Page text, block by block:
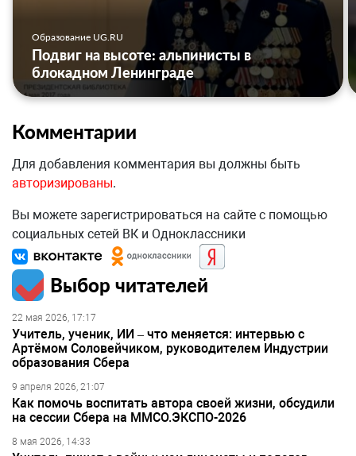
Образование UG.RU
Подвиг на высоте: альпинисты в
блокадном Ленинграде
Комментарии
Для добавления комментария вы должны быть
авторизированы.
Вы можете зарегистрироваться на сайте с помощью
социальных сетей ВК и Одноклассники
Выбор читателей
22 мая 2026, 17:17
Учитель, ученик, ИИ – что меняется: интервью с
Артёмом Соловейчиком, руководителем Индустрии
образования Сбера
9 апреля 2026, 21:07
Как помочь воспитать автора своей жизни, обсудили
на сессии Сбера на ММСО.ЭКСПО-2026
8 мая 2026, 14:33